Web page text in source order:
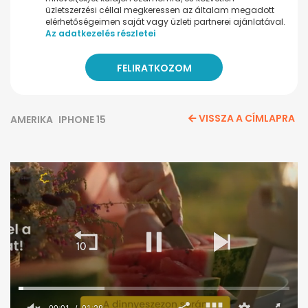
üzletszerzési céllal megkeressen az általam megadott
elérhetőségeimen saját vagy üzleti partnerei ajánlatával.
Az adatkezelés részletei
AMERIKA IPHONE 15 VISSZA A CÍMLAPRA